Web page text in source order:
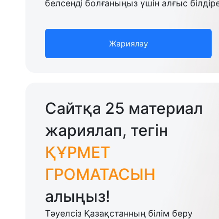
белсенді болғаныңыз үшін алғыс
Жариялау
Сайтқа 25 материал
жариялап, тегін
ҚҰРМЕТ
ГРОМАТАСЫН
алыңыз!
Тәуелсіз Қазақстанның білім беру